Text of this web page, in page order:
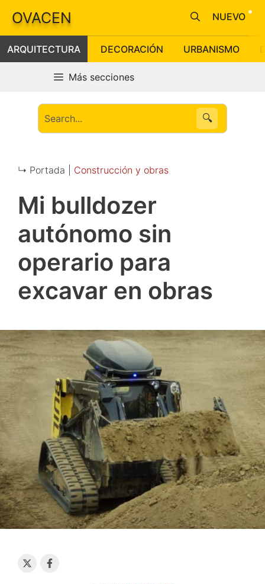
Saltar
contenido
OVACEN
ARQUITECTURA DECORACIÓN URBANISMO
NUEVO
Más secciones
🔍
↳ Portada | Construcción y obras
Mi bulldozer
autónomo sin
operario para
excavar en obras